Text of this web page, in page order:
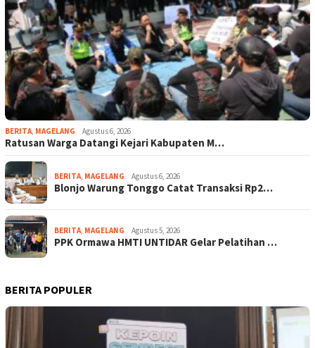
BERITA, MAGELANG Agustus 6, 2026
Ratusan Warga Datangi Kejari Kabupaten M…
BERITA, MAGELANG Agustus 6, 2026
Blonjo Warung Tonggo Catat Transaksi Rp2…
BERITA, MAGELANG Agustus 5, 2026
PPK Ormawa HMTI UNTIDAR Gelar Pelatihan …
BERITA POPULER